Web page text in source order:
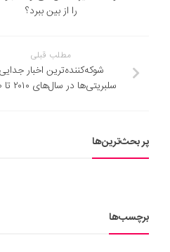
را از بین ببرد؟
مطلب قبلی
شوکه‌کننده‌ترین اخبار جدایی
سلبریتی‌ها در سال‌های ۲۰۱۰ تا ۲۰۲۰
پر بحث‌ترین‌ها
برچسب‌ها